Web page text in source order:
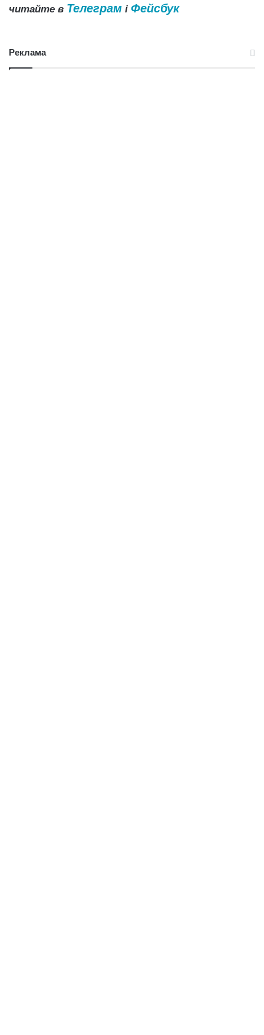
читайте в Телеграм і Фейсбук
Реклама